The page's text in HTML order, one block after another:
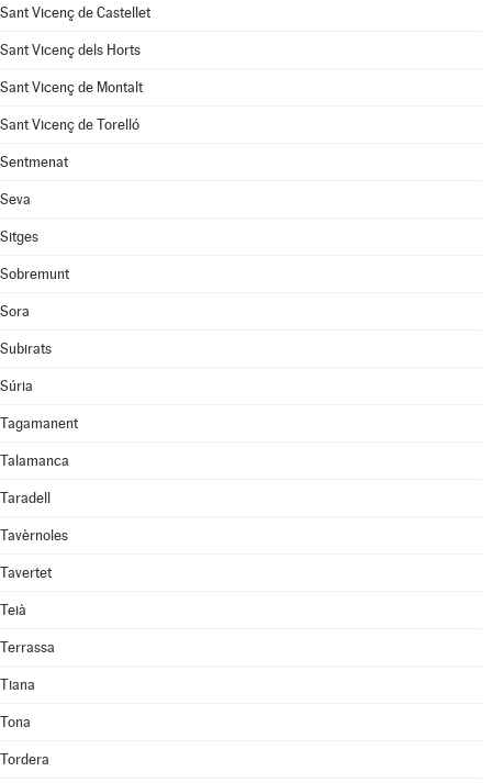
Sant Vicenç de Castellet
Sant Vicenç dels Horts
Sant Vicenç de Montalt
Sant Vicenç de Torelló
Sentmenat
Seva
Sitges
Sobremunt
Sora
Subirats
Súria
Tagamanent
Talamanca
Taradell
Tavèrnoles
Tavertet
Teià
Terrassa
Tiana
Tona
Tordera